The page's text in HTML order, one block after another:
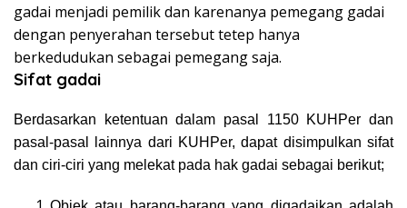
gadai menjadi pemilik dan karenanya pemegang gadai
dengan penyerahan tersebut tetep hanya
berkedudukan sebagai pemegang saja.
Sifat gadai
Berdasarkan ketentuan dalam pasal 1150 KUHPer dan
pasal-pasal lainnya dari KUHPer, dapat disimpulkan sifat
dan ciri-ciri yang melekat pada hak gadai sebagai berikut;